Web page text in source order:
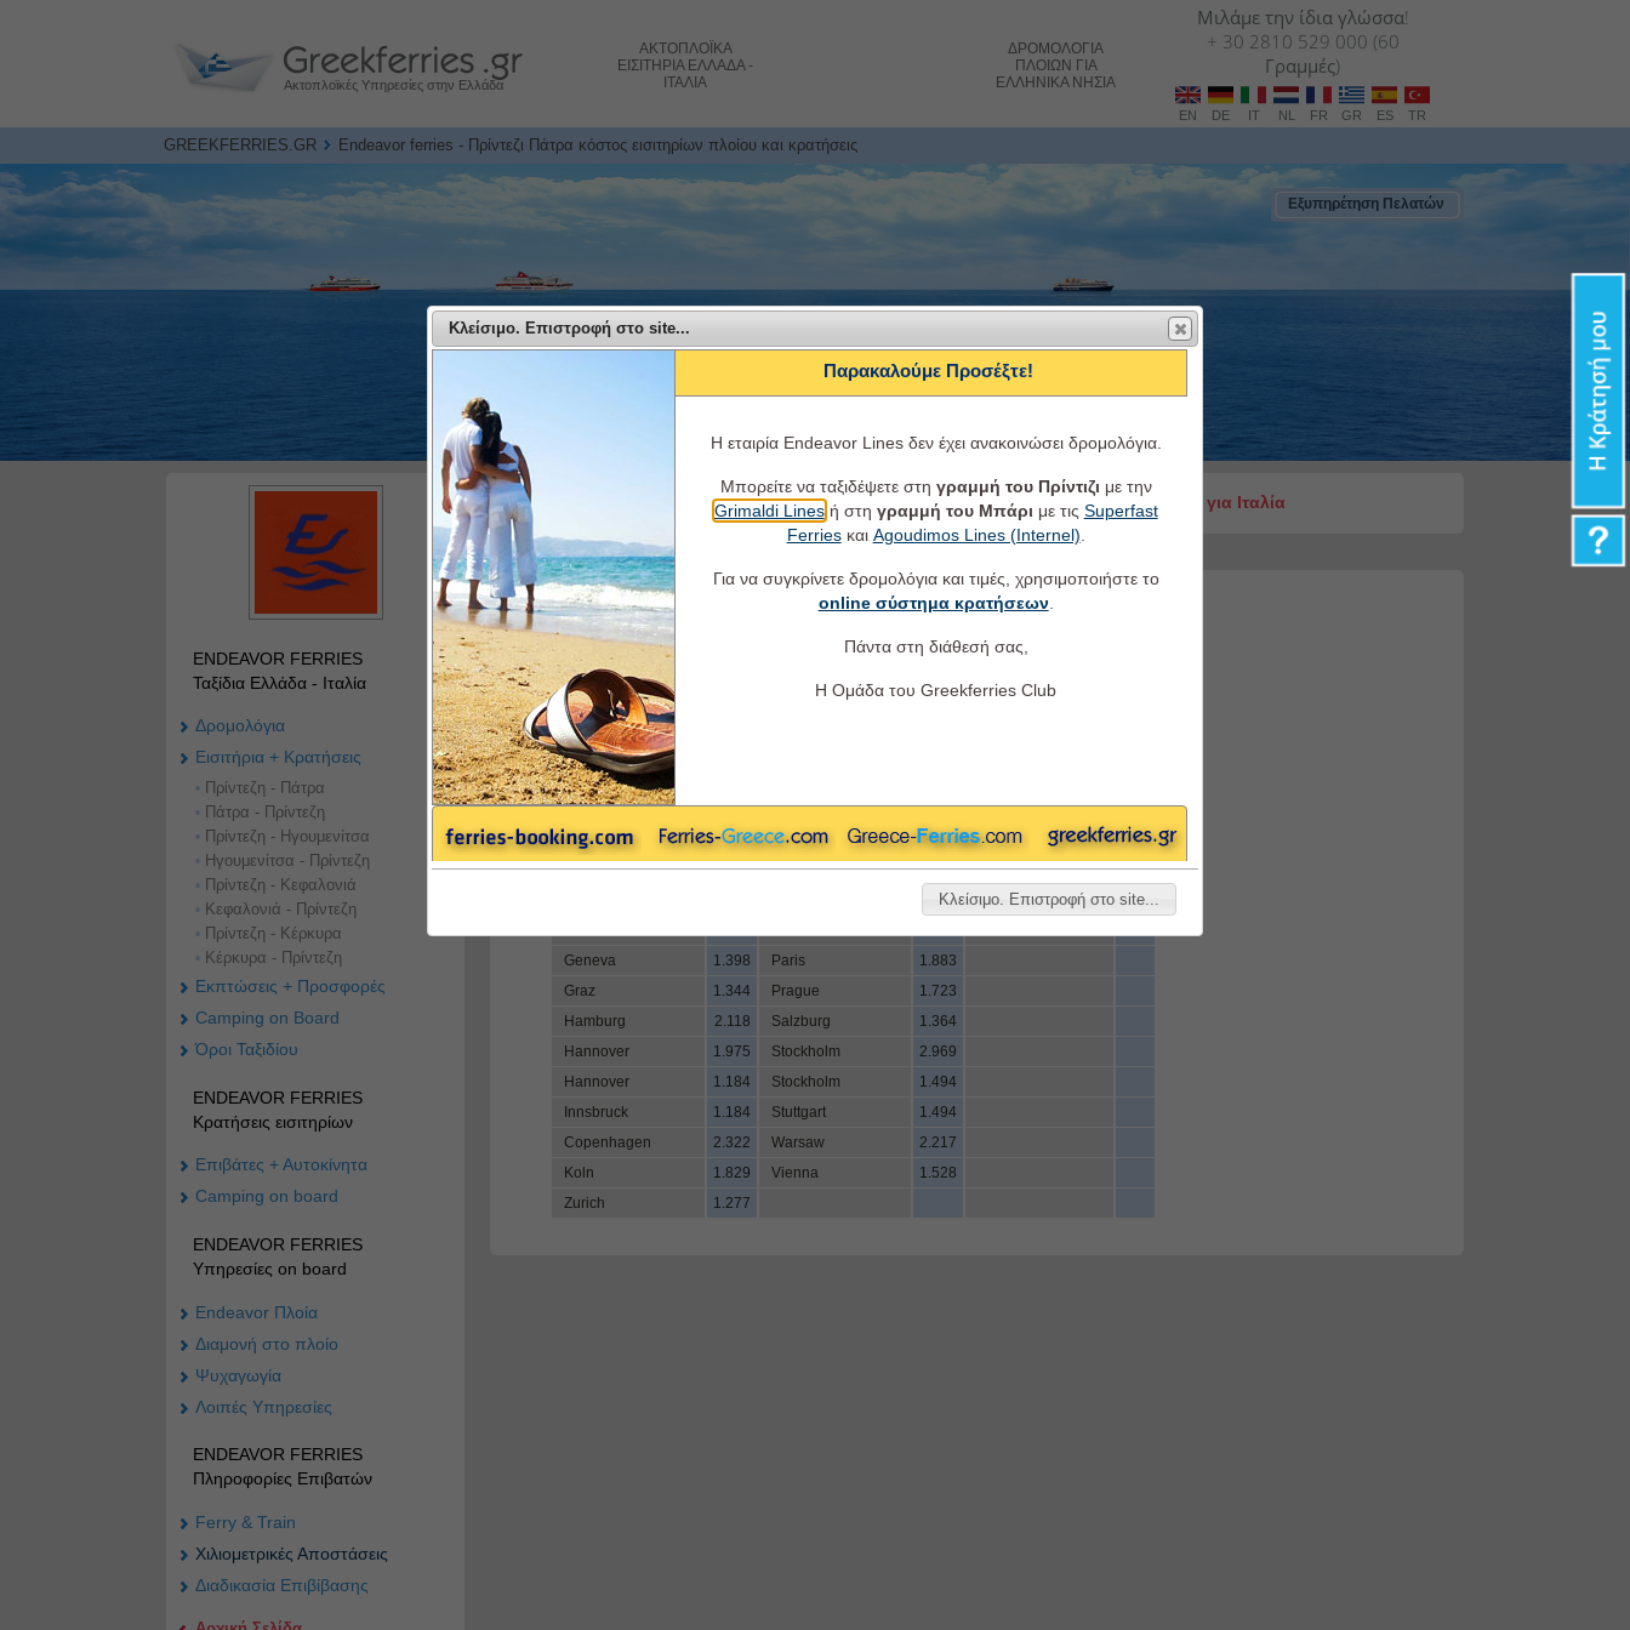
Ακτοπλοϊκές Υπηρεσίες στην Ελλάδα
ΑΚΤΟΠΛΟΪΚΑ
ΕΙΣΙΤΗΡΙΑ ΕΛΛΑΔΑ -
ΙΤΑΛΙΑ
ΔΡΟΜΟΛΟΓΙΑ
ΠΛΟΙΩΝ ΓΙΑ
ΕΛΛΗΝΙΚΑ ΝΗΣΙΑ
Μιλάμε την ίδια γλώσσα!
+ 30 2810 529 000 (60
Γραμμές)
EN DE IT NL FR GR ES TR
GREEKFERRIES.GR Endeavor ferries - Πρίντεζι Πάτρα κόστος εισιτηρίων πλοίου και κρατήσεις
Εξυπηρέτηση Πελατών
ENDEAVOR FERRIES
Ταξίδια Ελλάδα - Ιταλία
Δρομολόγια
Eισιτήρια + Κρατήσεις
• Πρίντεζη - Πάτρα
• Πάτρα - Πρίντεζη
• Πρίντεζη - Ηγουμενίτσα
• Ηγουμενίτσα - Πρίντεζη
• Πρίντεζη - Κεφαλονιά
• Κεφαλονιά - Πρίντεζη
• Πρίντεζη - Κέρκυρα
• Κέρκυρα - Πρίντεζη
Εκπτώσεις + Προσφορές
Camping on Board
Όροι Ταξιδίου
ENDEAVOR FERRIES
Κρατήσεις εισιτηρίων
Επιβάτες + Αυτοκίνητα
Camping on board
ENDEAVOR FERRIES
Υπηρεσίες on board
Endeavor Πλοία
Διαμονή στο πλοίο
Ψυχαγωγία
Λοιπές Υπηρεσίες
ENDEAVOR FERRIES
Πληροφορίες Επιβατών
Ferry & Train
Χιλιομετρικές Αποστάσεις
Διαδικασία Επιβίβασης
Endeavor Ferries - Ταξιδέψτε με την Endeavor Lines από Ελλάδα για Ιταλία
Endeavor Ferries - Χιλιομετρικές Αποστάσεις
Από ΠΡΙΝΤΕΖΗ προς Ευρωπαϊκές πόλεις (σε χλμ.)
- Από Πρίντεζη προς:
Amsterdam
Berlin
Bern
Bonn
1.802 Lugano
1.077
Brussels
1.903 Luxemburg
1.692
Budapest
1.624 Madrid
2.521
1.349
Geneva
1.398 Paris
1.883
Graz
1.344 Prague
1.723
Hamburg
2.118 Salzburg
1.364
Hannover
1.975 Stockholm
2.969
Hannover
1.184 Stockholm
1.494
Innsbruck
1.184 Stuttgart
1.494
Copenhagen
2.322 Warsaw
2.217
Koln
1.829 Vienna
1.528
Zurich
1.277
Κλείσιμο. Επιστροφή στο site...
Παρακαλούμε Προσέξτε!
Η εταιρία Endeavor Lines δεν έχει ανακοινώσει δρομολόγια.
Μπορείτε να ταξιδέψετε στη γραμμή του Πρίντιζι με την
Grimaldi Linesή στη γραμμή του Μπάρι με τις Superfast
Ferriesκαι Agoudimos Lines (Internel)
Για να συγκρίνετε δρομολόγια και τιμές, χρησιμοποιήστε το
online σύστημα κρατήσεων.
Πάντα στη διάθεσή σας,
Η Ομάδα του Greekferries Club
Κλείσιμο. Επιστροφή στο site...